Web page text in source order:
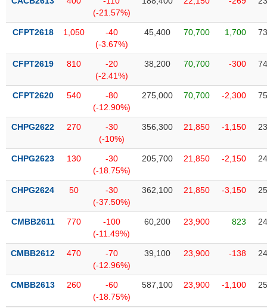
(-21.57%)
CFPT2618 1,050
-40
(-3.67%)
45,400 70,700 1,700
CFPT2619 810
-20
(-2.41%)
38,200 70,700 -300
CFPT2620 540
-80
(-12.90%)
275,000 70,700 -2,300
CHPG2622 270
-30
(-10%)
356,300 21,850 -1,150
CHPG2623 130
-30
(-18.75%)
205,700 21,850 -2,150
CHPG2624 50
-30
(-37.50%)
362,100 21,850 -3,150
CMBB2611 770
-100
(-11.49%)
60,200 23,900 823
CMBB2612 470
-70
(-12.96%)
39,100 23,900 -138
CMBB2613 260
-60
(-18.75%)
587,100 23,900 -1,100
(-)
của
(-)
Báo
phân
tích
ngữ
(-)
Dịch
(-)